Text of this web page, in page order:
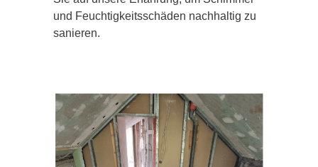
und Feuchtigkeitsschäden nachhaltig zu
sanieren.